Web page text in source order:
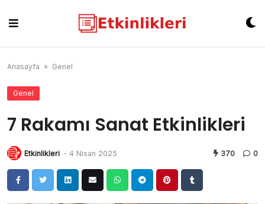
content
Anasayfa » Genel
Genel
7 Rakamı Sanat Etkinlikleri
Etkinlikleri - 4 Nisan 2025 370 0